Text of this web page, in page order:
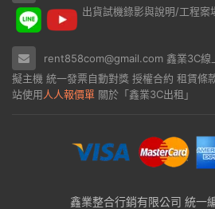
出貨試機錄影與說明/工程案
rent858com@gmail.com 鑫業3C線
擬主機 統一發票自動對獎 授權合約 租賃條
站使用人人報價單 關於「鑫業3C出租」
鑫業整合行銷有限公司 統一